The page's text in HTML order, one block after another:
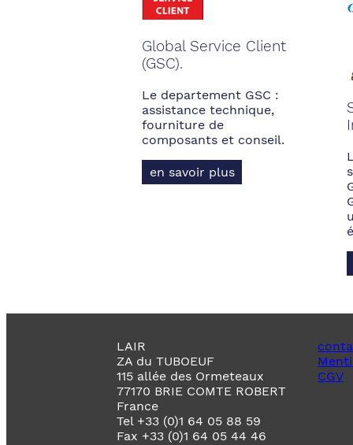
Global Service Client
(GSC).
Le departement GSC :
assistance technique,
fourniture de
composants et conseil.
en savoir plus
LAIR
ZA du TUBOEUF
115 allée des Ormeteaux
77170 BRIE COMTE ROBERT
France
Tel +33 (0)1 64 05 88 59
Fax +33 (0)1 64 05 44 46
CGV